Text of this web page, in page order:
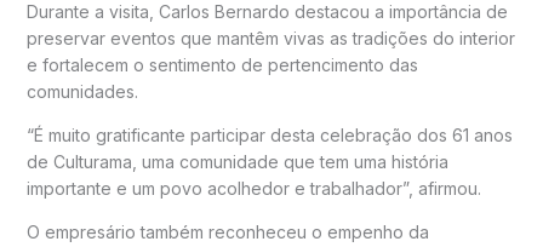
Durante a visita, Carlos Bernardo destacou a importância de
preservar eventos que mantêm vivas as tradições do interior
e fortalecem o sentimento de pertencimento das
comunidades.
“É muito gratificante participar desta celebração dos 61 anos
de Culturama, uma comunidade que tem uma história
importante e um povo acolhedor e trabalhador”, afirmou.
O empresário também reconheceu o empenho da